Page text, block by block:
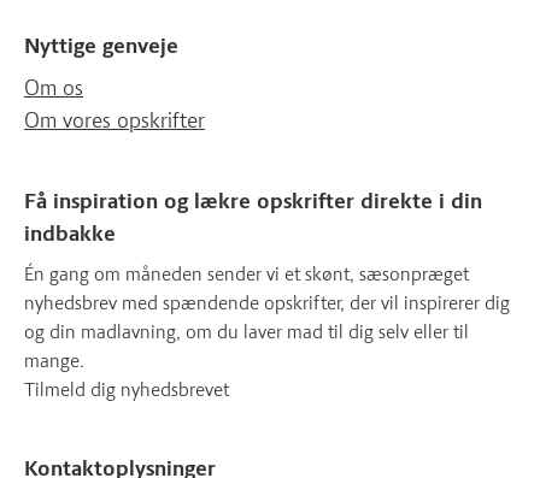
Nyttige genveje
Om os
Om vores opskrifter
Få inspiration og lækre opskrifter direkte i din
indbakke
Én gang om måneden sender vi et skønt, sæsonpræget
nyhedsbrev med spændende opskrifter, der vil inspirerer dig
og din madlavning, om du laver mad til dig selv eller til
mange.
Tilmeld dig nyhedsbrevet
Kontaktoplysninger